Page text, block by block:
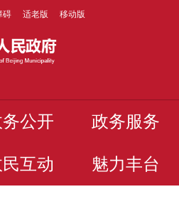
碍 适老版 移动版
公开 政务服务
互动 魅力丰台